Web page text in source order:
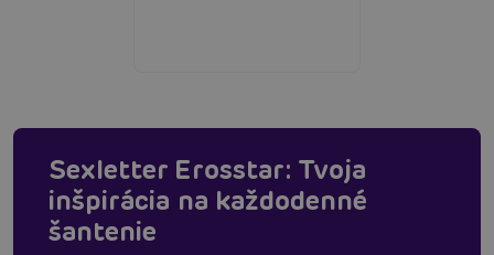
Sexletter Erosstar: Tvoja
inšpirácia na každodenné
šantenie